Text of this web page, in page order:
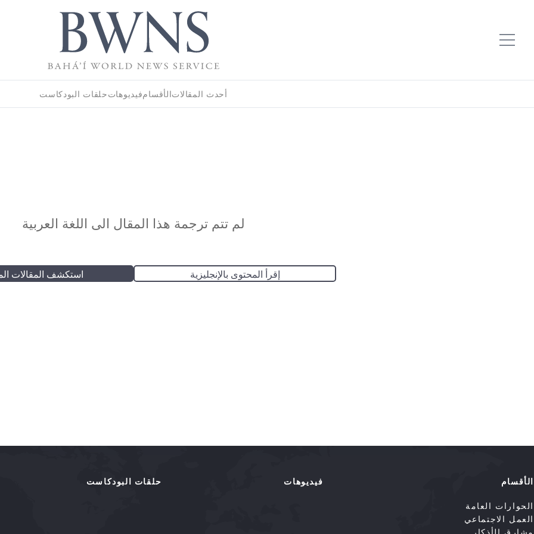
أحدث المقالاتالأقسامفيديوهاتحلقات البودكاست
لم تتم ترجمة هذا المقال الى اللغة العربية
إقرأ المحتوى بالإنجليزية استكشف المقالات
الأقسام
الحوارات العامة
العمل الاجتماعي
مشارق الأذكار
فيديوهات حلقات البودكاست